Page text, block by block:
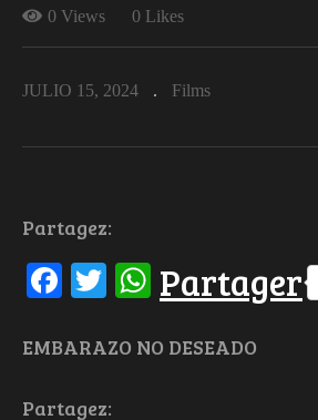
0 Views 0 Likes
JULIO 15, 2024 Films
Partagez:
Facebook
Twitter
WhatsApp
Partager
EMBARAZO NO DESEADO
Partagez: